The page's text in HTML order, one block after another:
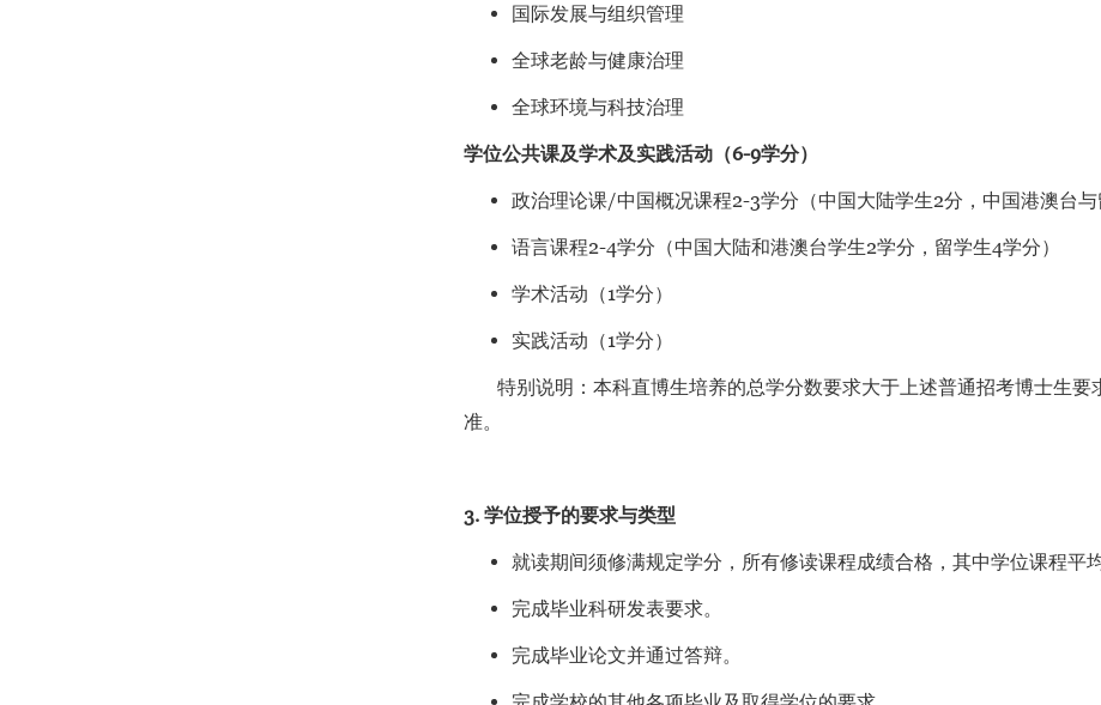
国际发展与组织管理
全球老龄与健康治理
全球环境与科技治理
学位公共课及学术及实践活动（6-9学分）
政治理论课/中国概况课程2-3学分（中国大陆学生2分，中国港澳台与
语言课程2-4学分（中国大陆和港澳台学生2学分，留学生4学分）
学术活动（1学分）
实践活动（1学分）
特别说明：本科直博生培养的总学分数要求大于上述普通招考博士生要
准。
3. 学位授予的要求与类型
就读期间须修满规定学分，所有修读课程成绩合格，其中学位课程平
完成毕业科研发表要求。
完成毕业论文并通过答辩。